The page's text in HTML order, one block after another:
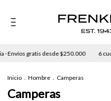
$250.000 6 cuotas sin interés ·
Inicio . Hombre . Camperas
Camperas